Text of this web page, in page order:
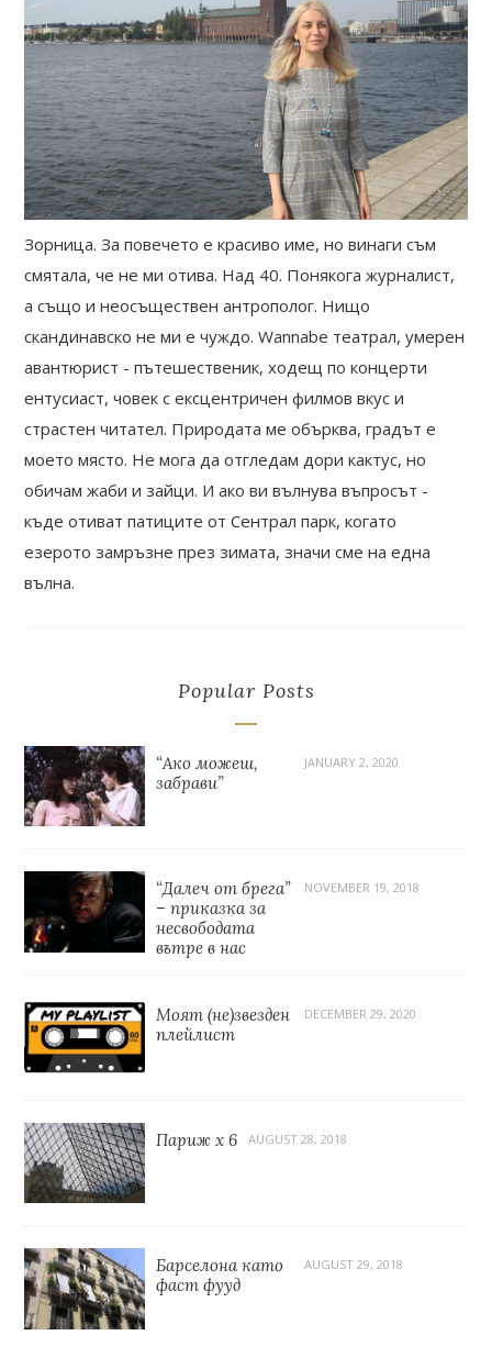
Зорница. За повечето е красиво име, но винаги съм
смятала, че не ми отива. Над 40. Понякога журналист,
а също и неосъществен антрополог. Нищо
скандинавско не ми е чуждо. Wannabe театрал, умерен
авантюрист - пътешественик, ходещ по концерти
ентусиаст, човек с ексцентричен филмов вкус и
страстен читател. Природата ме обърква, градът е
моето място. Не мога да отгледам дори кактус, но
обичам жаби и зайци. И ако ви вълнува въпросът -
къде отиват патиците от Сентрал парк, когато
езерото замръзне през зимата, значи сме на една
вълна.
Popular Posts
“Ако можеш,
забрави”
JANUARY 2, 2020
“Далеч от брега”
– приказка за
несвободата
вътре в нас
NOVEMBER 19, 2018
Моят (не)звезден
плейлист
DECEMBER 29, 2020
Париж x 6 AUGUST 28, 2018
Барселона като
фаст фууд
AUGUST 29, 2018